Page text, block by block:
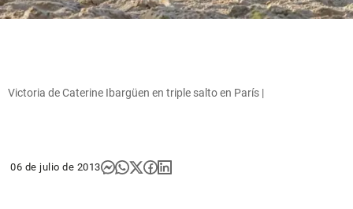
Victoria de Caterine Ibargüen en triple salto en París |
06 de julio de 2013